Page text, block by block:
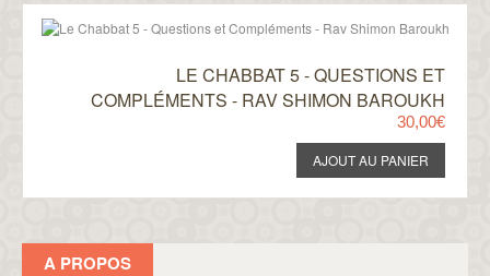
LE CHABBAT 5 - QUESTIONS ET
COMPLÉMENTS - RAV SHIMON BAROUKH
30,00€
A PROPOS